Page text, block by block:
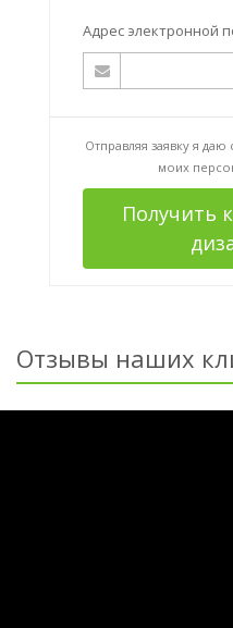
Адрес электронной
Отправляя заявку я даю
моих
Получить
Отзывы наших